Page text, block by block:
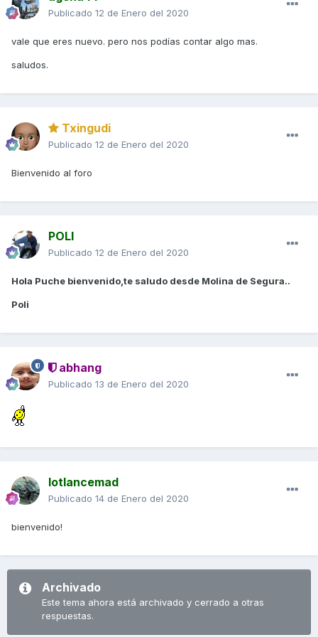
Publicado 12 de Enero del 2020
vale que eres nuevo. pero nos podías contar algo mas.
saludos.
Txingudi
Publicado 12 de Enero del 2020
Bienvenido al foro
POLI
Publicado 12 de Enero del 2020
Hola Puche bienvenido,te saludo desde Molina de Segura..
Poli
abhang
Publicado 13 de Enero del 2020
lotlancemad
Publicado 14 de Enero del 2020
bienvenido!
Archivado
Este tema ahora está archivado y cerrado a otras
respuestas.